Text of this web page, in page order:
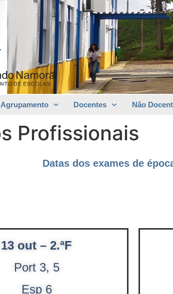
Agrupamento Docentes Não
Profissionais
Datas dos exames de
13 out – 2.ªF
Port 3, 5
Esp 6